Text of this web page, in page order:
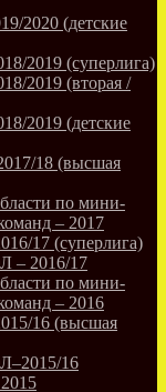
2020 (детские
2019 (суперлига)
2019 (вторая /
2019 (детские
18 (высшая
по мини-
– 2017
17 (суперлига)
– 2016/17
по мини-
– 2016
16 (высшая
16